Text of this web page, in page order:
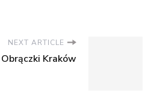
NEXT ARTICLE
Obrączki Kraków